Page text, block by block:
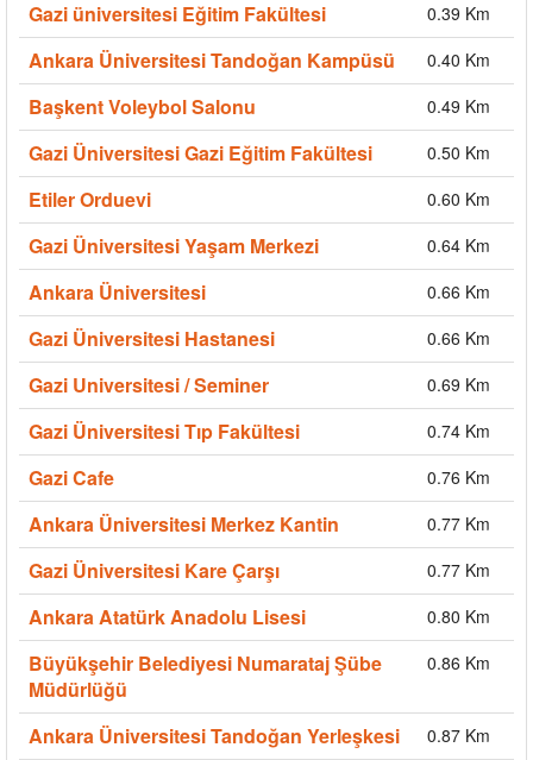
Gazi üniversitesi Eğitim Fakültesi 0.39 Km
Ankara Üniversitesi Tandoğan Kampüsü 0.40 Km
Başkent Voleybol Salonu 0.49 Km
Gazi Üniversitesi Gazi Eğitim Fakültesi 0.50 Km
Etiler Orduevi 0.60 Km
Gazi Üniversitesi Yaşam Merkezi 0.64 Km
Ankara Üniversitesi 0.66 Km
Gazi Üniversitesi Hastanesi 0.66 Km
Gazi Universitesi / Seminer 0.69 Km
Gazi Üniversitesi Tıp Fakültesi 0.74 Km
Gazi Cafe 0.76 Km
Ankara Üniversitesi Merkez Kantin 0.77 Km
Gazi Üniversitesi Kare Çarşı 0.77 Km
Ankara Atatürk Anadolu Lisesi 0.80 Km
Büyükşehir Belediyesi Numarataj Şübe
Müdürlüğü
0.86 Km
Ankara Üniversitesi Tandoğan Yerleşkesi 0.87 Km